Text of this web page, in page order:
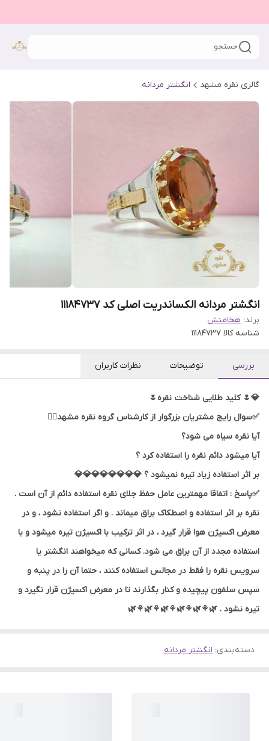
جستجو
گالری نقره مشهد انگشتر مردانه
انگشتر مردانه الکساندریت اصلی کد 11184737
برند: هخامنش
شناسه کالا 11184737
بررسی توضیحات نظرات کاربران
💎🌷 کلید طلایی شناخت نقره🌷
✅سوال رایج مشتریان بزرگوار از کارشناس گروه نقره مشهد👇🏻
آیا نقره سیاه می شود؟
آیا میشود دائم نقره را استفاده کرد ؟
بر اثر استفاده زیاد تیره نمیشود ؟ 💎💎💎💎💎💎💎💎
✅پاسخ : اتفاقا مهمترین عامل حفظ جلای نقره استفاده دائم از آن است .
نقره بر اثر استفاده و اصطکاک براق میماند . و اگر استفاده نشود ، و در
معرض اکسیژن هوا قرار گیرد ، در اثر ترکیب با اکسیژن تیره میشود و با
استفاده مجدد از آن براق می شود. کسانی که میخواهند انگشتر یا
سرویس نقره را فقط در مجالس استفاده کنند ، حتما آن را در پنبه و
سپس سلفون پیچیده و کنار بگذارند تا در معرض اکسیژن قرار نگیرد و
تیره نشود . 🌿⚘🌿⚘🌿⚘🌿⚘🌿⚘🌿
دسته‌بندی: انگشتر مردانه